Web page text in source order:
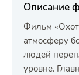
Описание
Фильм
атмосферу
людей
уровне.